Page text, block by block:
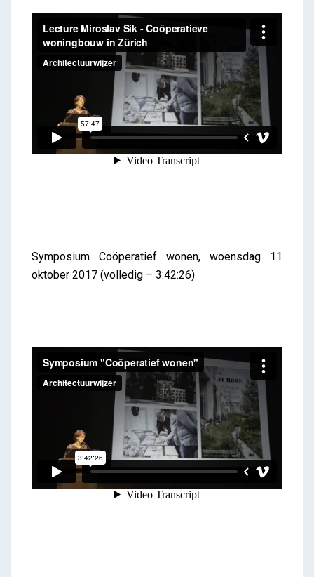
Symposium Coöperatief wonen, woensdag 11
oktober 2017 (volledig – 3:42:26)